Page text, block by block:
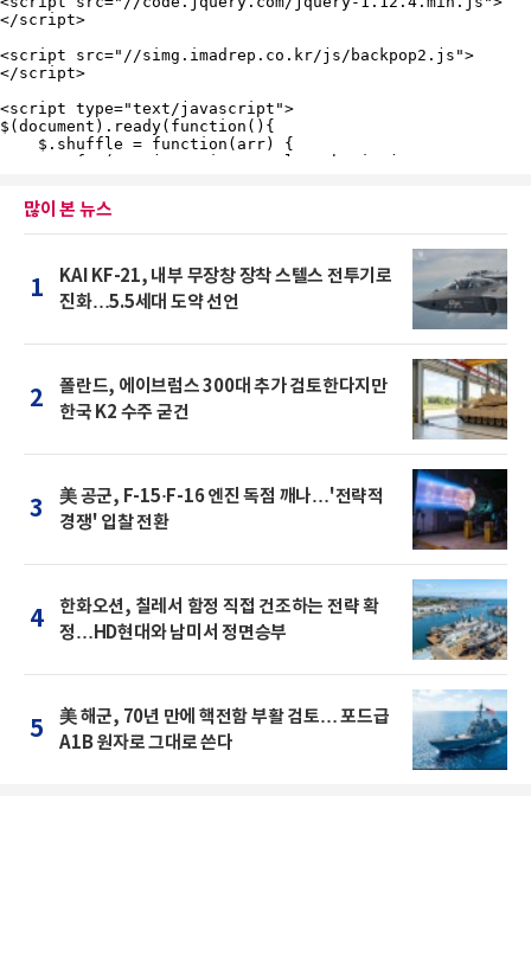
많이 본 뉴스
1
KAI KF-21, 내부 무장창 장착 스텔스 전투기로
진화…5.5세대 도약 선언
2
폴란드, 에이브럼스 300대 추가 검토한다지만
한국 K2 수주 굳건
3
美 공군, F-15·F-16 엔진 독점 깨나…'전략적
경쟁' 입찰 전환
4
한화오션, 칠레서 함정 직접 건조하는 전략 확
정…HD현대와 남미서 정면승부
5
美 해군, 70년 만에 핵전함 부활 검토… 포드급
A1B 원자로 그대로 쓴다